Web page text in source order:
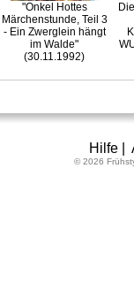
"Onkel Hottes
Märchenstunde, Teil 3
- Ein Zwerglein hängt
im Walde"
(30.11.1992)
Hilfe|
© 2026